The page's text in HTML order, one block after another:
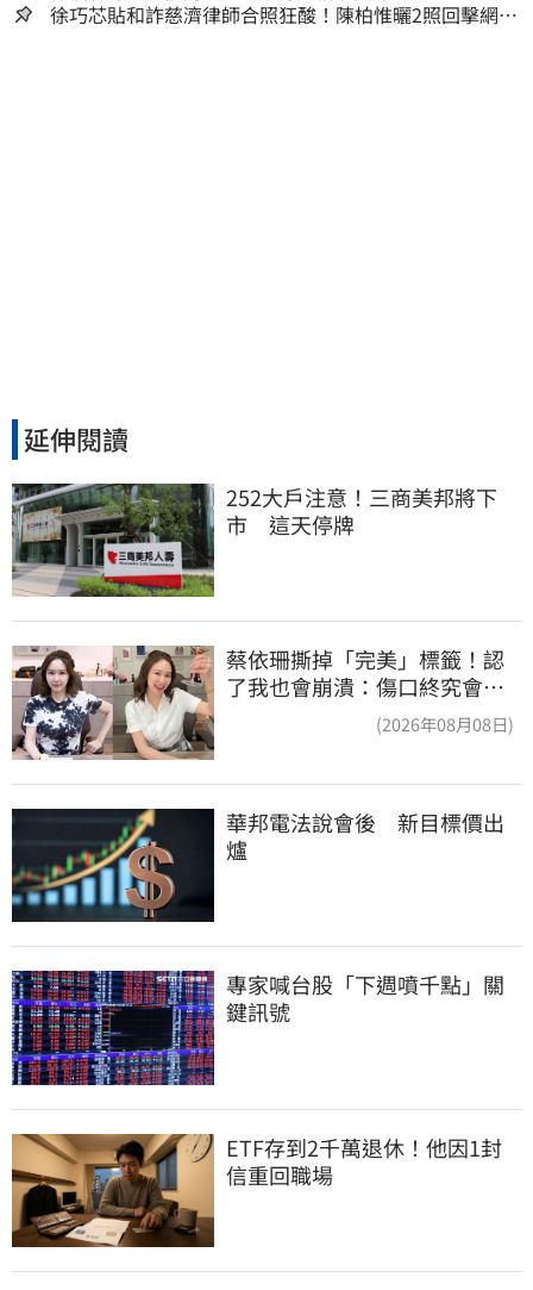
徐巧芯貼和詐慈濟律師合照狂酸！陳柏惟曬2照回擊網笑
延伸閱讀
252大戶注意！三商美邦將下
市　這天停牌
蔡依珊撕掉「完美」標籤！認
了我也會崩潰：傷口終究會癒
(2026年08月08日)
華邦電法說會後　新目標價出
爐
專家喊台股「下週噴千點」關
鍵訊號
ETF存到2千萬退休！他因1封
信重回職場